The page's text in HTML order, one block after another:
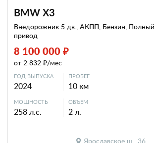
BMW X3
Внедорожник 5 дв., АКПП, Бензин, Полный
привод
8 100 000 ₽
от 2 832 ₽/мес
ГОД ВЫПУСКА
2024
ПРОБЕГ
10 км
МОЩНОСТЬ
258 л.с.
ОБЪЕМ
2 л.
Ярославское ш., 36